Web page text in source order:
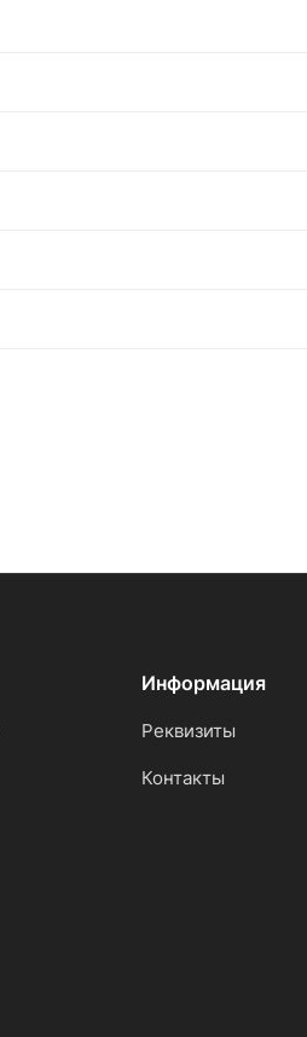
Информация
Реквизиты
Контакты